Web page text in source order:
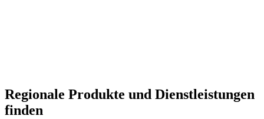
Regionale Produkte und Dienstleistungen
finden